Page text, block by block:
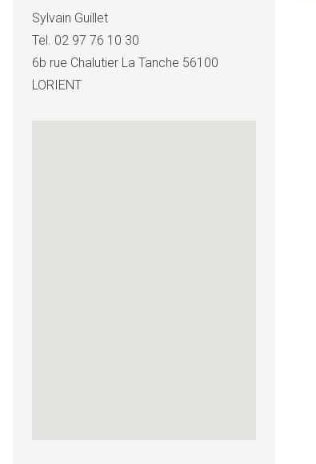
Sylvain Guillet
Tel. 02 97 76 10 30
6b rue Chalutier La Tanche 56100
LORIENT